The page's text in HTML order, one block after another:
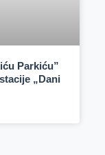
Parkiću”
„Dani